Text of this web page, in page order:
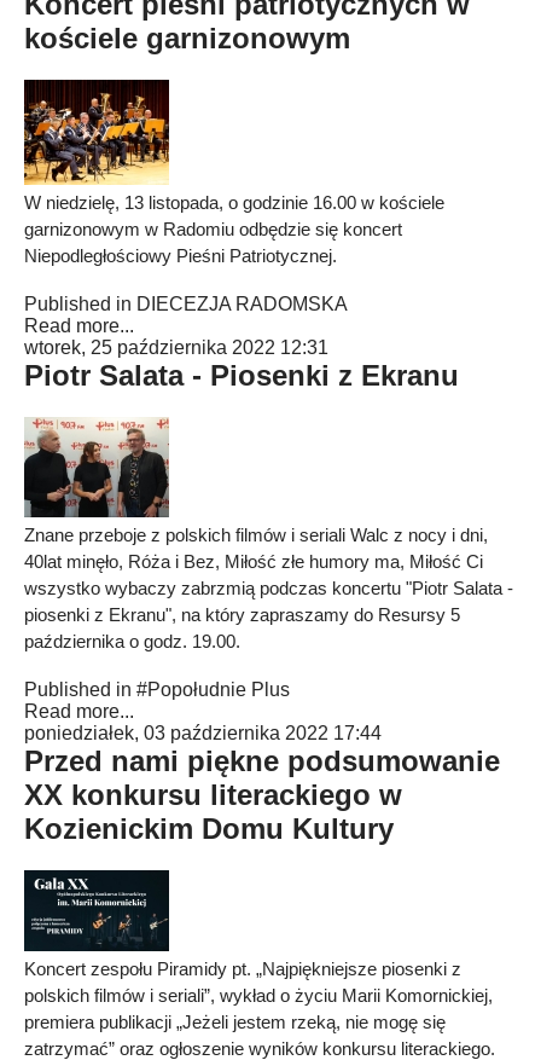
kościele garnizonowym
W niedzielę, 13 listopada, o godzinie 16.00 w kościele
garnizonowym w Radomiu odbędzie się koncert
Niepodległościowy Pieśni Patriotycznej.
Published in DIECEZJA RADOMSKA
Read more...
wtorek, 25 października 2022 12:31
Piotr Salata - Piosenki z Ekranu
Znane przeboje z polskich filmów i seriali Walc z nocy i dni,
40lat minęło, Róża i Bez, Miłość złe humory ma, Miłość Ci
wszystko wybaczy zabrzmią podczas koncertu "Piotr Salata -
piosenki z Ekranu", na który zapraszamy do Resursy 5
października o godz. 19.00.
Published in #Popołudnie Plus
Read more...
poniedziałek, 03 października 2022 17:44
Przed nami piękne podsumowanie
XX konkursu literackiego w
Kozienickim Domu Kultury
Koncert zespołu Piramidy pt. „Najpiękniejsze piosenki z
polskich filmów i seriali”, wykład o życiu Marii Komornickiej,
premiera publikacji „Jeżeli jestem rzeką, nie mogę się
zatrzymać” oraz ogłoszenie wyników konkursu literackiego.